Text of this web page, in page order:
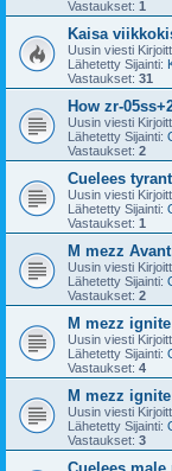
Vastaukset: 1
Kaisa
Uusin viesti
Lähetetty Sijainti:
Vastaukset: 31
How zr-
Uusin viesti
Lähetetty Sijainti:
Vastaukset: 2
Cuelees
Uusin viesti
Lähetetty Sijainti:
Vastaukset: 1
M mezz
Uusin viesti
Lähetetty Sijainti:
Vastaukset: 2
M mezz
Uusin viesti
Lähetetty Sijainti:
Vastaukset: 4
M mezz
Uusin viesti
Lähetetty Sijainti:
Vastaukset: 3